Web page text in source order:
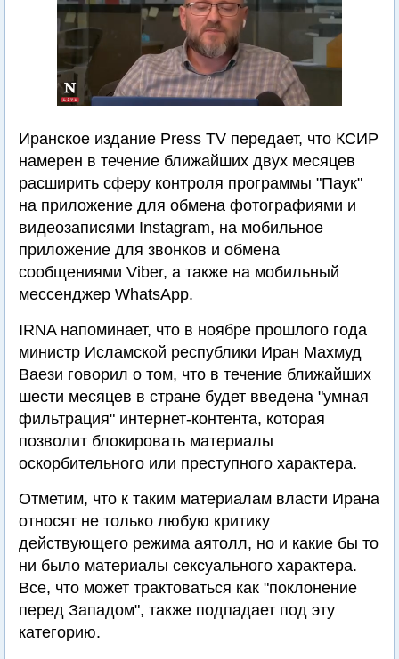
Иранское издание Press TV передает, что КСИР
намерен в течение ближайших двух месяцев
расширить сферу контроля программы "Паук"
на приложение для обмена фотографиями и
видеозаписями Instagram, на мобильное
приложение для звонков и обмена
сообщениями Viber, а также на мобильный
мессенджер WhatsApp.
IRNA напоминает, что в ноябре прошлого года
министр Исламской республики Иран Махмуд
Ваези говорил о том, что в течение ближайших
шести месяцев в стране будет введена "умная
фильтрация" интернет-контента, которая
позволит блокировать материалы
оскорбительного или преступного характера.
Отметим, что к таким материалам власти Ирана
относят не только любую критику
действующего режима аятолл, но и какие бы то
ни было материалы сексуального характера.
Все, что может трактоваться как "поклонение
перед Западом", также подпадает под эту
категорию.